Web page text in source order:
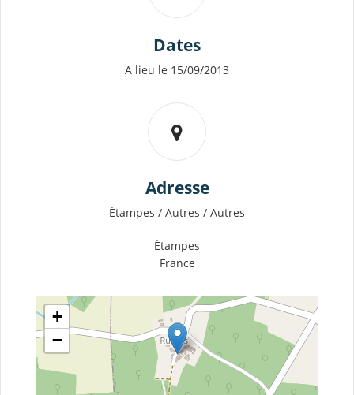
Dates
A lieu le 15/09/2013
Adresse
Étampes / Autres / Autres
Étampes
France
+
−